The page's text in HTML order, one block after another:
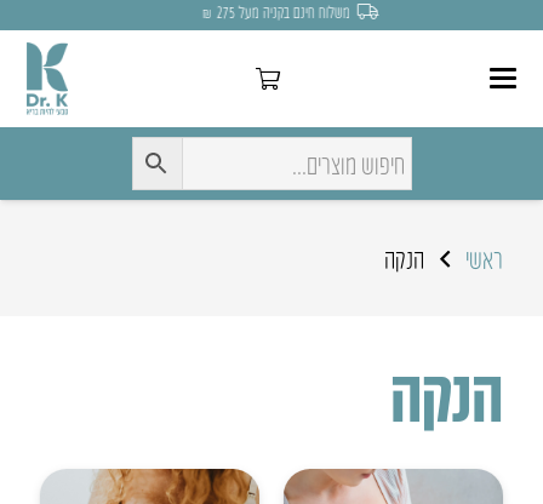
משלוח חינם בקניה מעל 275 ₪
ראשי הנקה
הנקה